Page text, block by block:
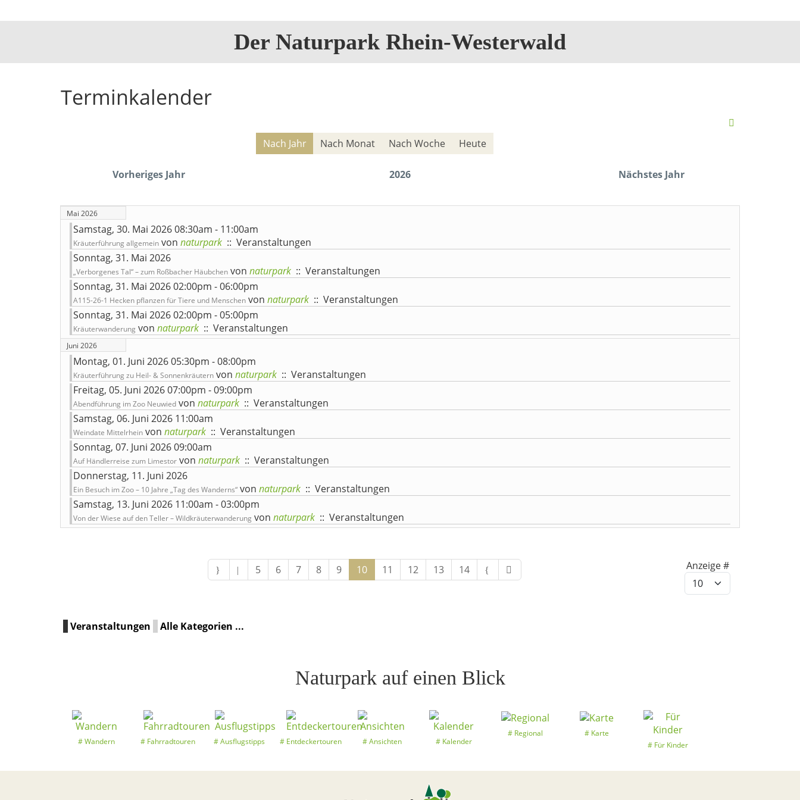
Der Naturpark Rhein-Westerwald
Terminkalender
Nach Jahr Nach Monat Nach Woche Heute
Vorheriges Jahr 2026 Nächstes Jahr
Mai 2026
Samstag, 30. Mai 2026 08:30am - 11:00am
Kräuterführung allgemein von naturpark :: Veranstaltungen
Sonntag, 31. Mai 2026
„Verborgenes Tal“ – zum Roßbacher Häubchen von naturpark :: Veranstaltungen
Sonntag, 31. Mai 2026 02:00pm - 06:00pm
A115-26-1 Hecken pflanzen für Tiere und Menschen von naturpark :: Veranstaltungen
Sonntag, 31. Mai 2026 02:00pm - 05:00pm
Kräuterwanderung von naturpark :: Veranstaltungen
Juni 2026
Montag, 01. Juni 2026 05:30pm - 08:00pm
Kräuterführung zu Heil- & Sonnenkräutern von naturpark :: Veranstaltungen
Freitag, 05. Juni 2026 07:00pm - 09:00pm
Abendführung im Zoo Neuwied von naturpark :: Veranstaltungen
Samstag, 06. Juni 2026 11:00am
Weindate Mittelrhein von naturpark :: Veranstaltungen
Sonntag, 07. Juni 2026 09:00am
Auf Händlerreise zum Limestor von naturpark :: Veranstaltungen
Donnerstag, 11. Juni 2026
Ein Besuch im Zoo – 10 Jahre „Tag des Wanderns“ von naturpark :: Veranstaltungen
Samstag, 13. Juni 2026 11:00am - 03:00pm
Von der Wiese auf den Teller – Wildkräuterwanderung von naturpark :: Veranstaltungen
Limite der Paginierungsliste
Anzeige #
5 6 7 8 9 10 11 12 13 14
Veranstaltungen Alle Kategorien ...
Naturpark auf einen Blick
Wandern Fahrradtouren Ausflugstipps Entdeckertouren Ansichten Kalender
Regional
Karte
Für Kinder